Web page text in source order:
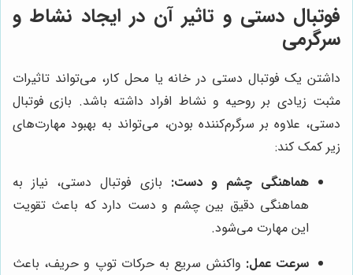
فوتبال دستی و تاثیر آن در ایجاد نشاط و
سرگرمی
داشتن یک فوتبال دستی در خانه یا محل کار، می‌تواند تاثیرات
مثبت زیادی بر روحیه و نشاط افراد داشته باشد. بازی فوتبال
دستی، علاوه بر سرگرم‌کننده بودن، می‌تواند به بهبود مهارت‌های
زیر کمک کند:
هماهنگی چشم و دست: بازی فوتبال دستی، نیاز به
هماهنگی دقیق بین چشم و دست دارد که باعث تقویت
این مهارت می‌شود.
سرعت عمل: واکنش سریع به حرکات توپ و حریف، باعث